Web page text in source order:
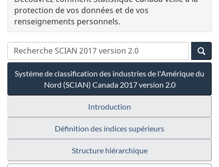
protection de vos données et de vos
renseignements personnels.
Système de classification des industries de l'Amérique du
Nord (SCIAN) Canada 2017 version 2.0
Introduction
Définition des indices supérieurs
Structure hiérarchique